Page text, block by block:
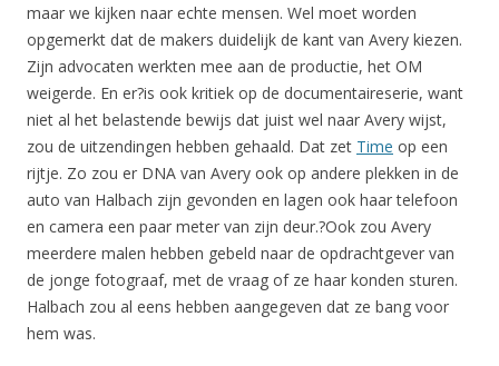
maar we kijken naar echte mensen. Wel moet worden
opgemerkt dat de makers duidelijk de kant van Avery kiezen.
Zijn advocaten werkten mee aan de productie, het OM
weigerde. En er?is ook kritiek op de documentaireserie, want
niet al het belastende bewijs dat juist wel naar Avery wijst,
zou de uitzendingen hebben gehaald. Dat zet Time op een
rijtje. Zo zou er DNA van Avery ook op andere plekken in de
auto van Halbach zijn gevonden en lagen ook haar telefoon
en camera een paar meter van zijn deur.?Ook zou Avery
meerdere malen hebben gebeld naar de opdrachtgever van
de jonge fotograaf, met de vraag of ze haar konden sturen.
Halbach zou al eens hebben aangegeven dat ze bang voor
hem was.